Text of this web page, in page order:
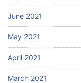
June 2021
May 2021
April 2021
March 2021